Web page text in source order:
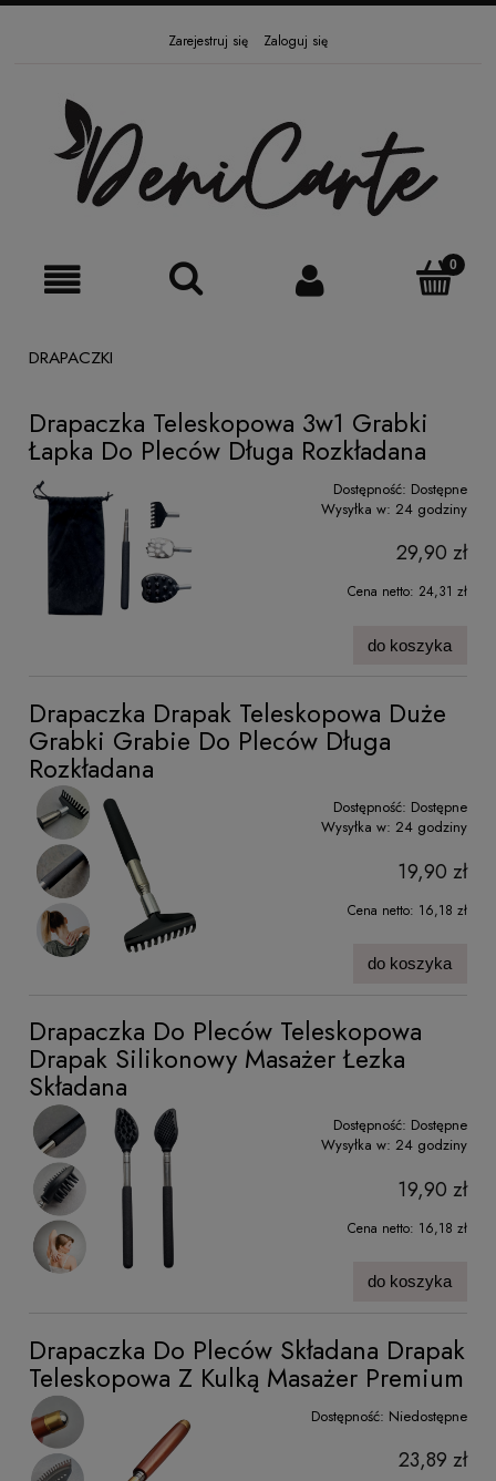
Zarejestruj się Zaloguj się
DRAPACZKI
Drapaczka Teleskopowa 3w1 Grabki
Łapka Do Pleców Długa Rozkładana
Dostępność: Dostępne
Wysyłka w: 24 godziny
29,90 zł
Cena netto: 24,31 zł
do koszyka
Drapaczka Drapak Teleskopowa Duże
Grabki Grabie Do Pleców Długa
Rozkładana
Dostępność: Dostępne
Wysyłka w: 24 godziny
19,90 zł
Cena netto: 16,18 zł
do koszyka
Drapaczka Do Pleców Teleskopowa
Drapak Silikonowy Masażer Łezka
Składana
Dostępność: Dostępne
Wysyłka w: 24 godziny
19,90 zł
Cena netto: 16,18 zł
do koszyka
Drapaczka Do Pleców Składana Drapak
Teleskopowa Z Kulką Masażer Premium
Dostępność: Niedostępne
23,89 zł